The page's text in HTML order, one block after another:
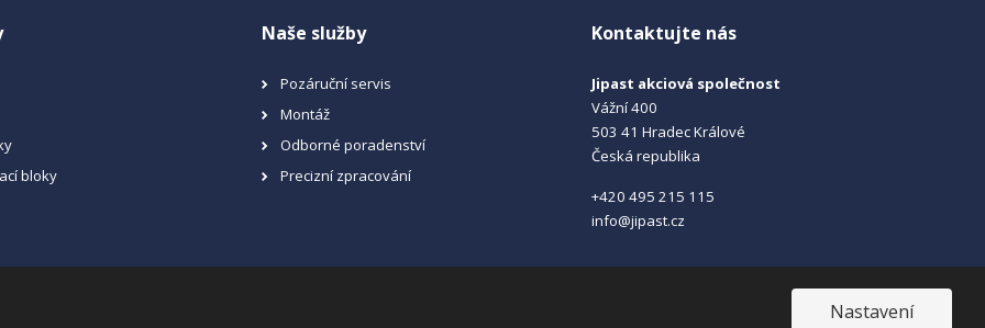
Nastavení
bloky
Naše služby
Pozáruční servis
Montáž
Odborné poradenství
Precizní zpracování
Kontaktujte nás
Jipast akciová společnost
Vážní 400
503 41 Hradec Králové
Česká republika
+420 495 215 115
info@jipast.cz